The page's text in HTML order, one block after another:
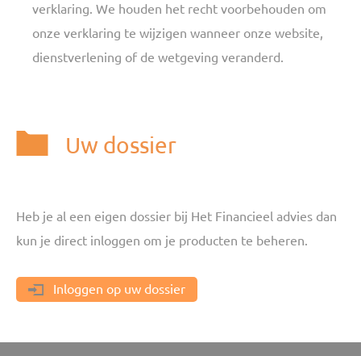
verklaring. We houden het recht voorbehouden om
onze verklaring te wijzigen wanneer onze website,
dienstverlening of de wetgeving veranderd.
Uw dossier
Heb je al een eigen dossier bij Het Financieel advies dan
kun je direct inloggen om je producten te beheren.
Inloggen op uw dossier